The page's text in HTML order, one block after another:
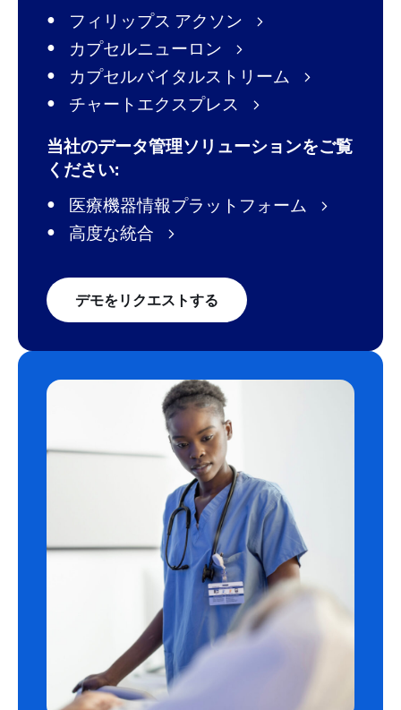
フィリップス アクソン
カプセルニューロン
カプセルバイタルストリーム
チャートエクスプレス
当社のデータ管理ソリューションをご覧
ください:
医療機器情報プラットフォーム
高度な統合
デモをリクエストする